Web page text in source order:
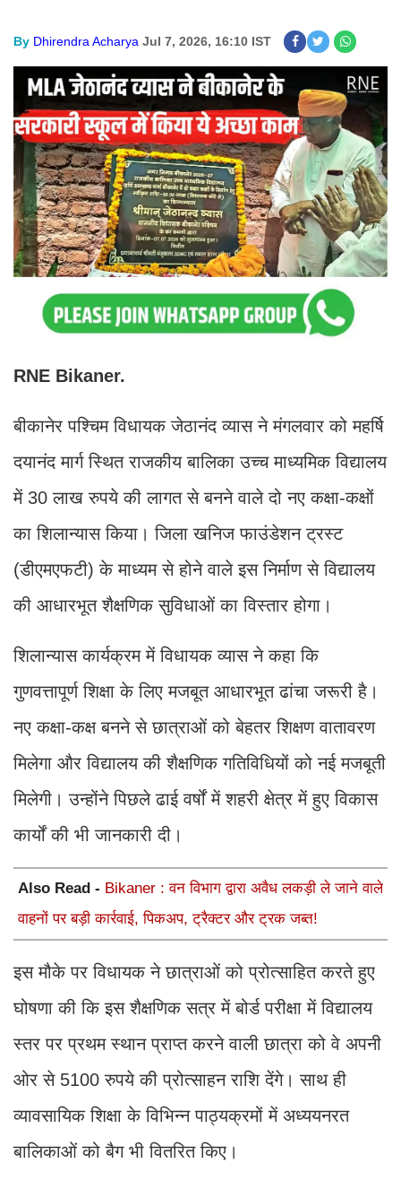
By Dhirendra Acharya Jul 7, 2026, 16:10 IST
RNE Bikaner.
बीकानेर पश्चिम विधायक जेठानंद व्यास ने मंगलवार को महर्षि
दयानंद मार्ग स्थित राजकीय बालिका उच्च माध्यमिक विद्यालय
में 30 लाख रुपये की लागत से बनने वाले दो नए कक्षा-कक्षों
का शिलान्यास किया। जिला खनिज फाउंडेशन ट्रस्ट
(डीएमएफटी) के माध्यम से होने वाले इस निर्माण से विद्यालय
की आधारभूत शैक्षणिक सुविधाओं का विस्तार होगा।
शिलान्यास कार्यक्रम में विधायक व्यास ने कहा कि
गुणवत्तापूर्ण शिक्षा के लिए मजबूत आधारभूत ढांचा जरूरी है।
नए कक्षा-कक्ष बनने से छात्राओं को बेहतर शिक्षण वातावरण
मिलेगा और विद्यालय की शैक्षणिक गतिविधियों को नई मजबूती
मिलेगी। उन्होंने पिछले ढाई वर्षों में शहरी क्षेत्र में हुए विकास
कार्यों की भी जानकारी दी।
Also Read - Bikaner : वन विभाग द्वारा अवैध लकड़ी ले जाने वाले
वाहनों पर बड़ी कार्रवाई, पिकअप, ट्रैक्टर और ट्रक जब्त!
इस मौके पर विधायक ने छात्राओं को प्रोत्साहित करते हुए
घोषणा की कि इस शैक्षणिक सत्र में बोर्ड परीक्षा में विद्यालय
स्तर पर प्रथम स्थान प्राप्त करने वाली छात्रा को वे अपनी
ओर से 5100 रुपये की प्रोत्साहन राशि देंगे। साथ ही
व्यावसायिक शिक्षा के विभिन्न पाठ्यक्रमों में अध्ययनरत
बालिकाओं को बैग भी वितरित किए।